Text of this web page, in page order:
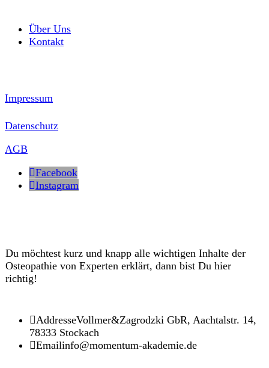
Über Uns
Kontakt
Impressum
Datenschutz
AGB
Facebook
Instagram
Du möchtest kurz und knapp alle wichtigen Inhalte der
Osteopathie von Experten erklärt, dann bist Du hier
richtig!
AddresseVollmer&Zagrodzki GbR, Aachtalstr. 14,
78333 Stockach
Emailinfo@momentum-akademie.de